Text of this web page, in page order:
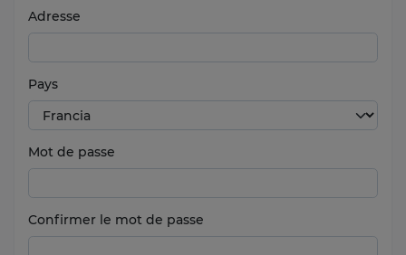
Adresse
Pays
Mot de passe
Confirmer le mot de passe